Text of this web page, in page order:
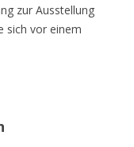
zur Ausstellung
sich vor einem